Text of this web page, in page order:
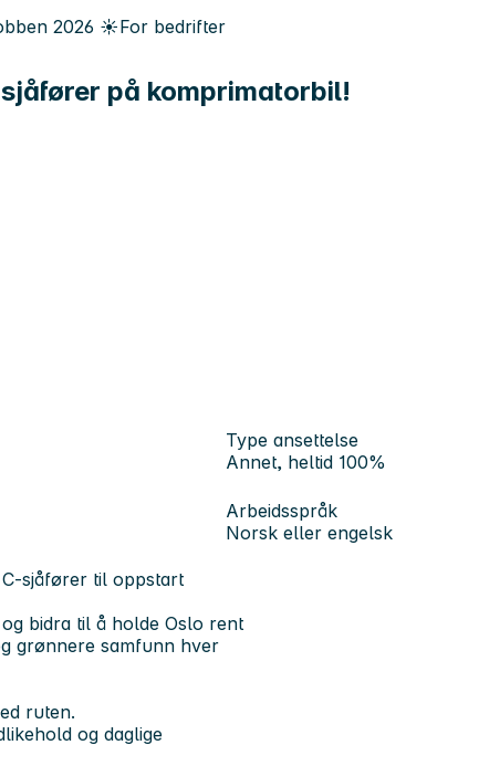
2026 ☀️For bedrifter
på komprimatorbil!
Type ansettelse
Annet, heltid 100%
Arbeidsspråk
Norsk eller engelsk
sjåfører til oppstart
bidra til å holde Oslo rent
grønnere samfunn hver
ruten.
og daglige